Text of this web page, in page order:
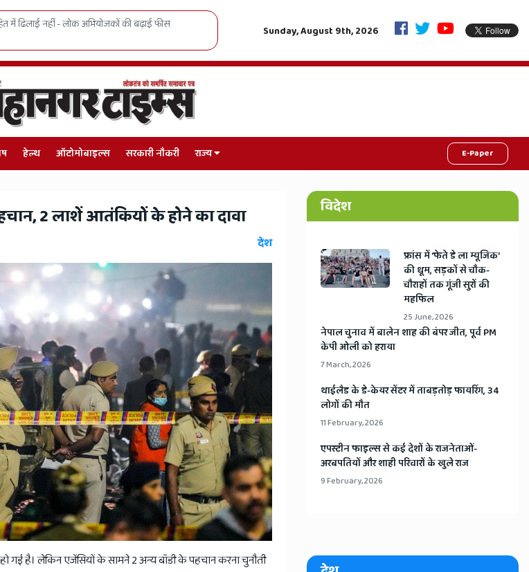
मरीजों को हाई-टेक इलाज, सुरक्षा-सफाईकर्मियों को 25% हाई-रिस्क अलाउंस राजस्थान में 'वन स्टेट-वन इलेक्शन' का बिगुल,
चुनाव
Sunday, August 9th, 2026
हेल्थ ऑटोमोबाइल्स सरकारी नौकरी राज्य E-Paper
2 लाशें आतंकियों के होने का दावा
देश
गई है। लेकिन एजेंसियों के सामने 2 अन्य बॉडी के पहचान करना चुनौती
विदेश
​फ्रांस में ‘फेते डे ला म्यूजिक’
की धूम, सड़कों से चौक-
चौराहों तक गूंजी सुरों की
महफिल
25 June, 2026
​नेपाल चुनाव में बालेन शाह की बंपर जीत, पूर्व PM
केपी ओली को हराया
7 March, 2026
​थाईलैड के डे-केयर सेंटर में ताबड़तोड़ फायरिंग, 34
लोगों की मौत
11 February, 2026
​एपस्टीन फाइल्स से कई देशों के राजनेताओं-
अरबपतियों और शाही परिवारों के खुले राज
9 February, 2026